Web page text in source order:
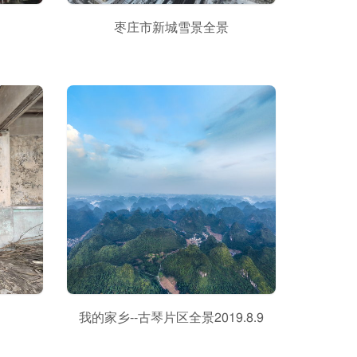
枣庄市新城雪景全景
我的家乡--古琴片区全景2019.8.9